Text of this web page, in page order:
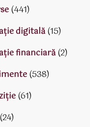
(441)
digitală(15)
financiară(2)
(538)
(61)
(24)